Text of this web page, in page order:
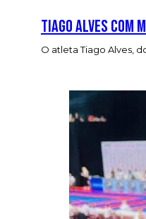
Tiago Alves com
O atleta Tiago Alves,